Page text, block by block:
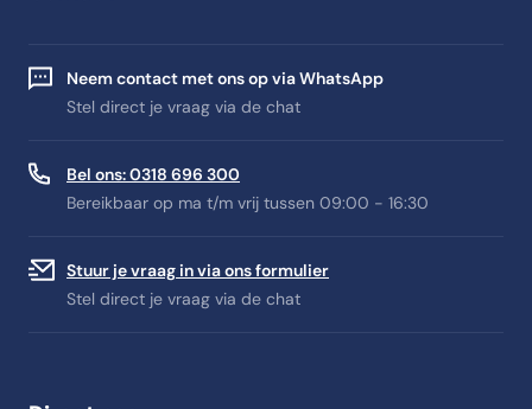
Neem contact met ons op via WhatsApp
Stel direct je vraag via de chat
Bel ons: 0318 696 300
Bereikbaar op ma t/m vrij tussen 09:00 - 16:30
Stuur je vraag in via ons formulier
Stel direct je vraag via de chat